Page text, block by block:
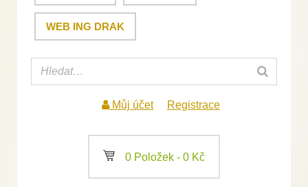
WEB ING DRAK
Můj účet Registrace
a 0 Položek - 0 Kč